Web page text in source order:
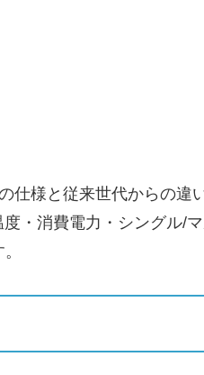
仕様と従来世代からの違
・消費電力・シングル/